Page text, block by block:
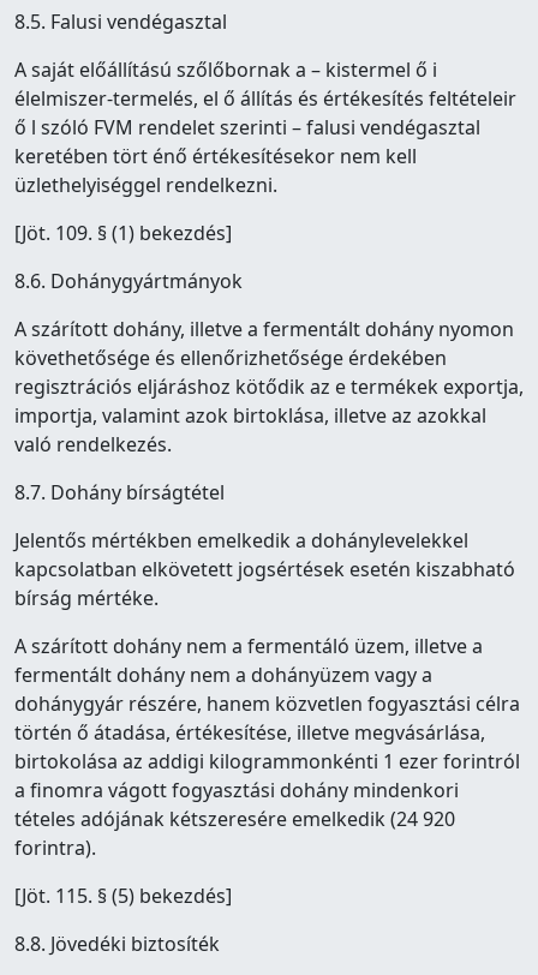
8.5. Falusi vendégasztal
A saját előállítású szőlőbornak a – kistermel ő i
élelmiszer-termelés, el ő állítás és értékesítés feltételeir
ő l szóló FVM rendelet szerinti – falusi vendégasztal
keretében tört énő értékesítésekor nem kell
üzlethelyiséggel rendelkezni.
[Jöt. 109. § (1) bekezdés]
8.6. Dohánygyártmányok
A szárított dohány, illetve a fermentált dohány nyomon
követhetősége és ellenőrizhetősége érdekében
regisztrációs eljáráshoz kötődik az e termékek exportja,
importja, valamint azok birtoklása, illetve az azokkal
való rendelkezés.
8.7. Dohány bírságtétel
Jelentős mértékben emelkedik a dohánylevelekkel
kapcsolatban elkövetett jogsértések esetén kiszabható
bírság mértéke.
A szárított dohány nem a fermentáló üzem, illetve a
fermentált dohány nem a dohányüzem vagy a
dohánygyár részére, hanem közvetlen fogyasztási célra
történ ő átadása, értékesítése, illetve megvásárlása,
birtokolása az addigi kilogrammonkénti 1 ezer forintról
a finomra vágott fogyasztási dohány mindenkori
tételes adójának kétszeresére emelkedik (24 920
forintra).
[Jöt. 115. § (5) bekezdés]
8.8. Jövedéki biztosíték